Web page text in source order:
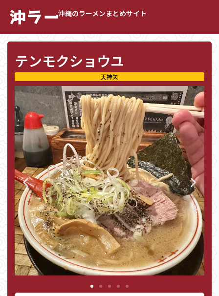
沖縄のラーメンまとめサイト
テンモクショウユ
天神矢